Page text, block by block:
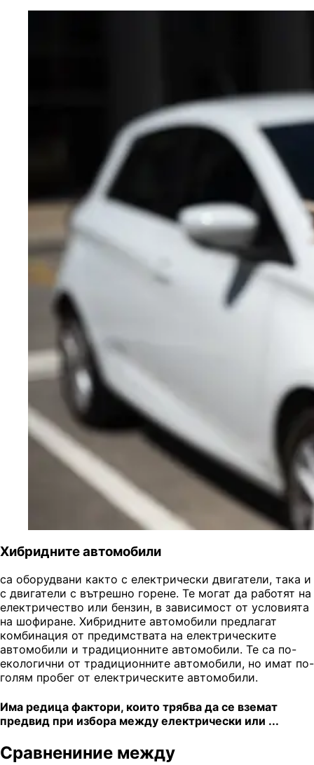
Хибридните автомобили
са оборудвани както с електрически двигатели, така и
с двигатели с вътрешно горене. Те могат да работят на
електричество или бензин, в зависимост от условията
на шофиране. Хибридните автомобили предлагат
комбинация от предимствата на електрическите
автомобили и традиционните автомобили. Те са по-
екологични от традиционните автомобили, но имат по-
голям пробег от електрическите автомобили.
Има редица фактори, които трябва да се вземат
предвид при избора между електрически или ...
Сравнениние между